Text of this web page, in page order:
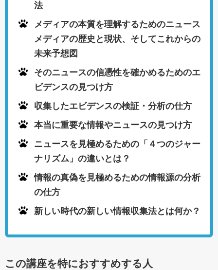
法
メディアの本質を理解するためのニュース
メディアの歴史と現状、そしてこれからの
未来予想図
そのニュースの信憑性を確かめるためのエ
ビデンスの見つけ方
収集したエビデンスの検証・分析の仕方
本当に重要な情報やニュースの見つけ方
ニュースを見極めるための「４つのジャー
ナリズム」の違いとは？
情報の真偽を見極めるための情報源の分析
の仕方
新しい時代の新しい情報収集法とは何か？
この講座を特におすすめする人